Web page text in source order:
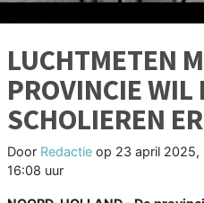
LUCHTMETEN
PROVINCIE WIL
SCHOLIEREN
Door Redactie op 23 april 2025,
16:08 uur